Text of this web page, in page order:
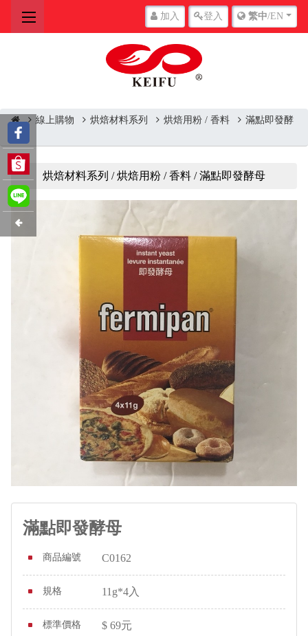
加入 登入 繁中/EN
線上購物 烘焙材料系列 烘焙用粉 / 香料
滿點即發酵
母
烘焙材料系列 / 烘焙用粉 / 香料 / 滿點即發酵母
滿點即發酵母
商品編號 C0162
規格 11g*4入
標準價格 $ 69元